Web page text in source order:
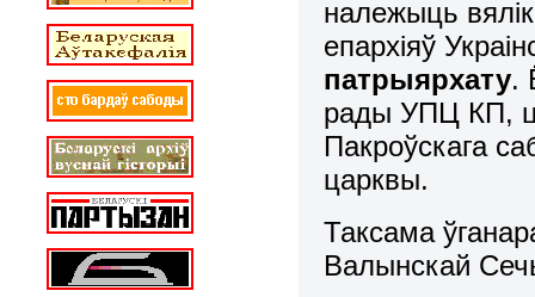
належыць
епархіяў
патрыярхату.
рады УПЦ КП,
Пакроўскага
царквы.
Таксама
Валынскай